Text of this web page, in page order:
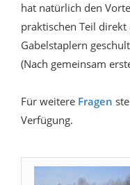
hat natürlich den
praktischen Teil
Gabelstaplern
(Nach gemeinsam
Für weitere Fragen
Verfügung.